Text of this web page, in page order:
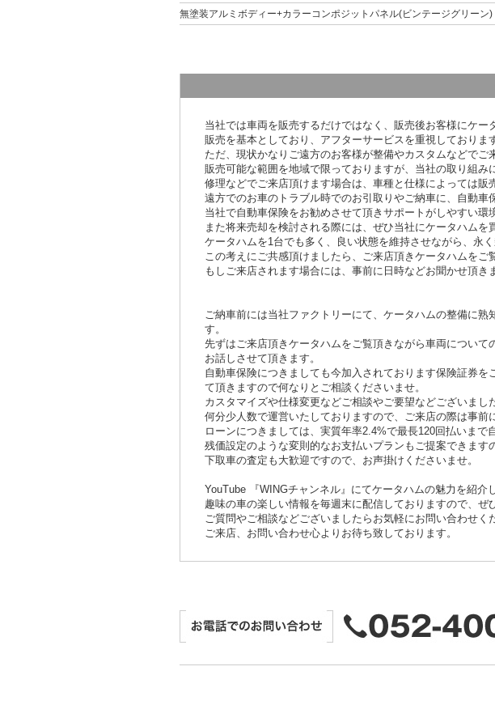
無塗装アルミボディー+カラーコンポジットパネル(ビンテージグリーン)
当社では車両を販売するだけではなく、販売後お客様にケ
販売を基本としており、アフターサービスを重視しておりま
ただ、現状かなりご遠方のお客様が整備やカスタムなどでご
販売可能な範囲を地域で限っておりますが、当社の取り組
修理などでご来店頂けます場合は、車種と仕様によっては販
遠方でのお車のトラブル時でのお引取りやご納車に、自動車
当社で自動車保険をお勧めさせて頂きサポートがしやすい環
また将来売却を検討される際には、ぜひ当社にケータハム
ケータハムを1台でも多く、良い状態を維持させながら、永
この考えにご共感頂けましたら、ご来店頂きケータハムを
もしご来店されます場合には、事前に日時などお聞かせ頂き
ご納車前には当社ファクトリーにて、ケータハムの整備に
す。
先ずはご来店頂きケータハムをご覧頂きながら車両につい
お話しさせて頂きます。
自動車保険につきましても今加入されております保険証券
て頂きますので何なりとご相談くださいませ。
カスタマイズや仕様変更などご相談やご要望などございまし
何分少人数で運営いたしておりますので、ご来店の際は事前
ローンにつきましては、実質年率2.4%で最長120回払いまで
残価設定のような変則的なお支払いプランもご提案できます
下取車の査定も大歓迎ですので、お声掛けくださいませ。
YouTube 『WINGチャンネル』にてケータハムの魅力を紹介
趣味の車の楽しい情報を毎週末に配信しておりますので、ぜ
ご質問やご相談などございましたらお気軽にお問い合わせく
ご来店、お問い合わせ心よりお待ち致しております。